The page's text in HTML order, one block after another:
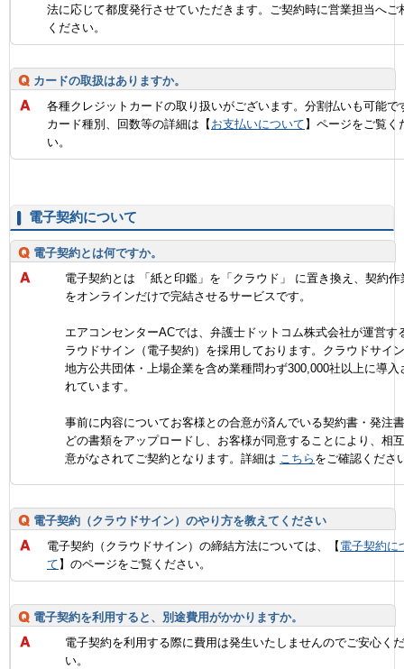
法に応じて都度発行させていただきます。ご契約時に営業担当へご
ください。
カードの取扱はありますか。
各種クレジットカードの取り扱いがございます。分割払いも可能で
カード種別、回数等の詳細は【 お支払いについて 】ページをご覧く
い。
電子契約について
電子契約とは何ですか。
電子契約とは 「紙と印鑑」を「クラウド」 に置き換え、契約作
をオンラインだけで完結させるサービスです。
エアコンセンターACでは、弁護士ドットコム株式会社が運営す
ラウドサイン（電子契約）を採用しております。クラウドサイ
地方公共団体・上場企業を含め業種問わず300,000社以上に導入
れています。
事前に内容についてお客様との合意が済んでいる契約書・発注
どの書類をアップロードし、お客様が同意することにより、相
意がなされてご契約となります。詳細は こちら をご確認くださ
電子契約（クラウドサイン）のやり方を教えてください
電子契約（クラウドサイン）の締結方法については、【 電子契約に
て 】のページをご覧ください。
電子契約を利用すると、別途費用がかかりますか。
電子契約を利用する際に費用は発生いたしませんのでご安心く
い。